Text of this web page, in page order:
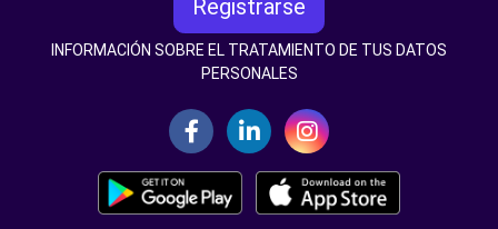
Registrarse
INFORMACIÓN SOBRE EL TRATAMIENTO DE TUS DATOS
PERSONALES